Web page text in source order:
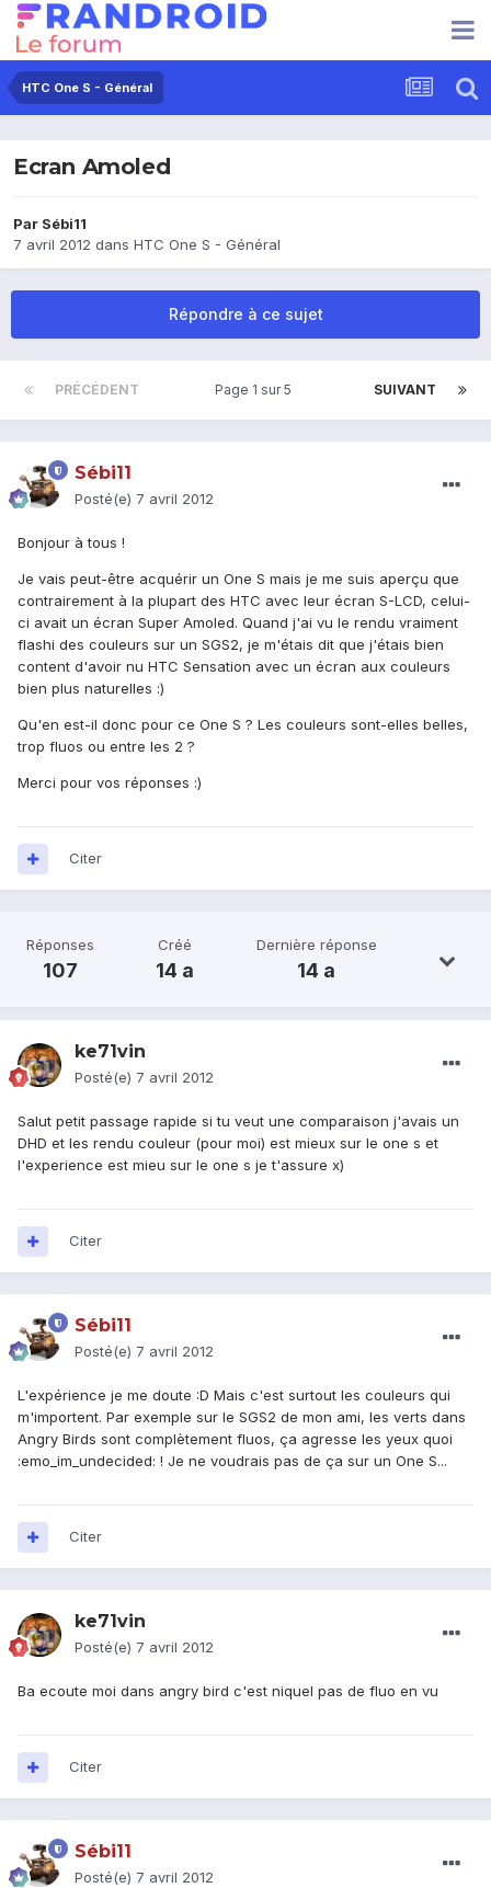
HTC One S - Général
Ecran Amoled
Par Sébi11
7 avril 2012 dans HTC One S - Général
Répondre à ce sujet
PRÉCÉDENT SUIVANT
Page 1 sur 5
Sébi11
Posté(e) 7 avril 2012
Bonjour à tous !
Je vais peut-être acquérir un One S mais je me suis aperçu que
contrairement à la plupart des HTC avec leur écran S-LCD, celui-
ci avait un écran Super Amoled. Quand j'ai vu le rendu vraiment
flashi des couleurs sur un SGS2, je m'étais dit que j'étais bien
content d'avoir nu HTC Sensation avec un écran aux couleurs
bien plus naturelles :)
Qu'en est-il donc pour ce One S ? Les couleurs sont-elles belles,
trop fluos ou entre les 2 ?
Merci pour vos réponses :)
Citer
Réponses
107
Créé
14 a
Dernière réponse
14 a
ke71vin
Posté(e) 7 avril 2012
Salut petit passage rapide si tu veut une comparaison j'avais un
DHD et les rendu couleur (pour moi) est mieux sur le one s et
l'experience est mieu sur le one s je t'assure x)
Citer
Sébi11
Posté(e) 7 avril 2012
L'expérience je me doute :D Mais c'est surtout les couleurs qui
m'importent. Par exemple sur le SGS2 de mon ami, les verts dans
Angry Birds sont complètement fluos, ça agresse les yeux quoi
:emo_im_undecided: ! Je ne voudrais pas de ça sur un One S...
Citer
ke71vin
Posté(e) 7 avril 2012
Ba ecoute moi dans angry bird c'est niquel pas de fluo en vu
Citer
Sébi11
Posté(e) 7 avril 2012